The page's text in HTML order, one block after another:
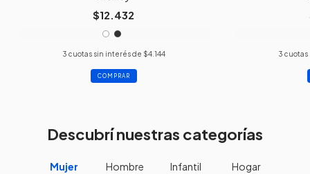
$12.432
3 cuotas sin interés de $4.144
COMPRAR
3 cuotas
Descubrí nuestras categorías
Mujer Hombre Infantil Hogar